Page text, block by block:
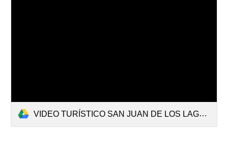
VIDEO TURÍSTICO SAN JUAN DE LOS LAGOS Part. 1.mp4